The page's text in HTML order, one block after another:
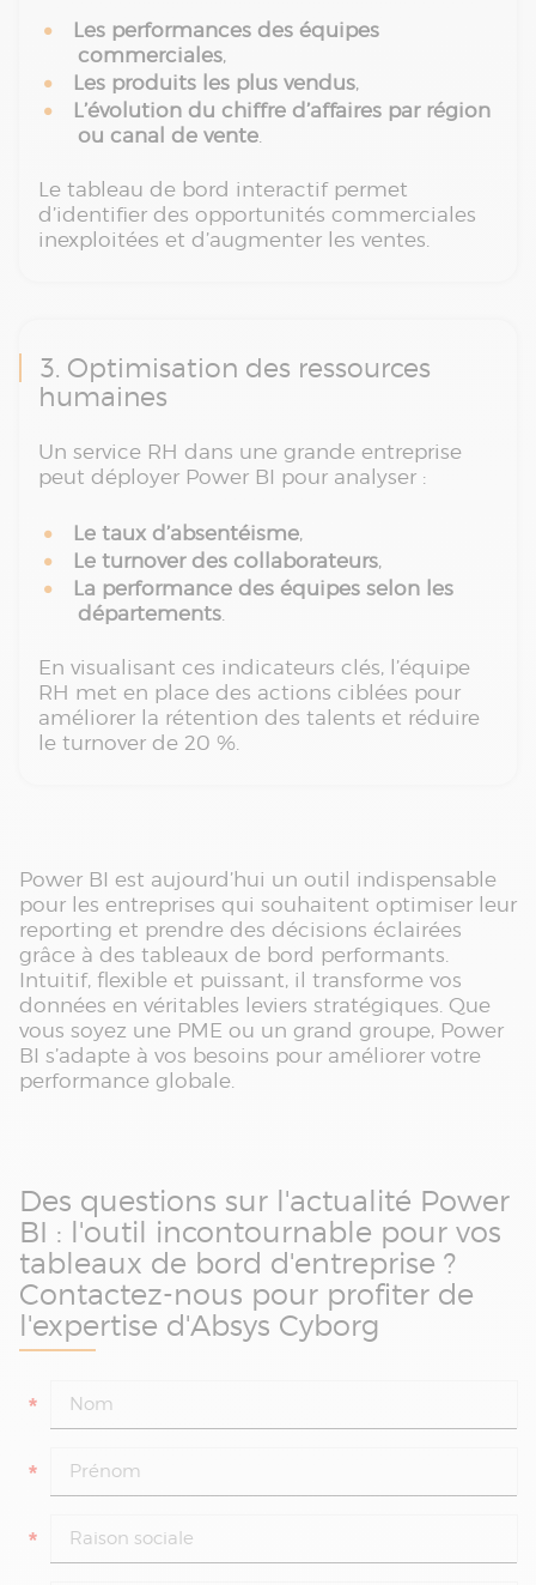
Les performances des équipes
commerciales,
Les produits les plus vendus,
L’évolution du chiffre d’affaires par région
ou canal de vente.
Le tableau de bord interactif permet
d’identifier des opportunités commerciales
inexploitées et d’augmenter les ventes.
3. Optimisation des ressources
humaines
Un service RH dans une grande entreprise
peut déployer Power BI pour analyser :
Le taux d’absentéisme,
Le turnover des collaborateurs,
La performance des équipes selon les
départements.
En visualisant ces indicateurs clés, l’équipe
RH met en place des actions ciblées pour
améliorer la rétention des talents et réduire
le turnover de 20 %.
Power BI est aujourd’hui un outil indispensable
pour les entreprises qui souhaitent optimiser leur
reporting et prendre des décisions éclairées
grâce à des tableaux de bord performants.
Intuitif, flexible et puissant, il transforme vos
données en véritables leviers stratégiques. Que
vous soyez une PME ou un grand groupe, Power
BI s’adapte à vos besoins pour améliorer votre
performance globale.
Des questions sur l'actualité Power
BI : l'outil incontournable pour vos
tableaux de bord d'entreprise ?
Contactez-nous pour profiter de
l'expertise d'Absys Cyborg
*
*
*